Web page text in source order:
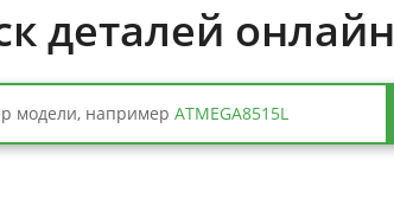
деталей онлайн
модели, например ATMEGA8515L